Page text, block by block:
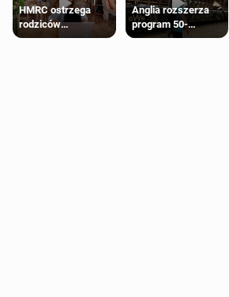
HMRC ostrzega
rodziców
pobierających Child
Anglia rozszerza
program 50-
procentowych